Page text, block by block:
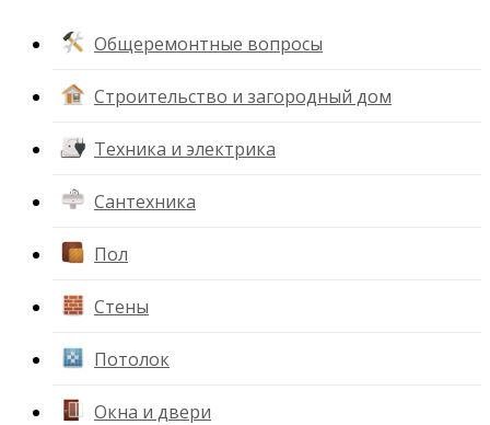
Общеремонтные вопросы
Строительство и загородный дом
Техника и электрика
Сантехника
Пол
Стены
Потолок
Окна и двери